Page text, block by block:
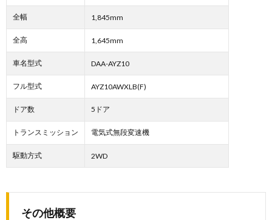
全幅 1,845mm
全高 1,645mm
車名型式 DAA-AYZ10
フル型式 AYZ10AWXLB(F)
ドア数 5ドア
トランスミッション 電気式無段変速機
駆動方式 2WD
その他概要